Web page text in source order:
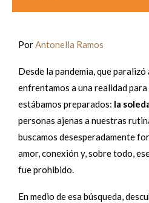
Por Antonella Ramos
Desde la pandemia, que
enfrentamos a una realidad para
estábamos preparados: la
personas ajenas a nuestras
buscamos desesperadamente
amor, conexión y, sobre todo,
fue prohibido.
En medio de esa búsqueda,